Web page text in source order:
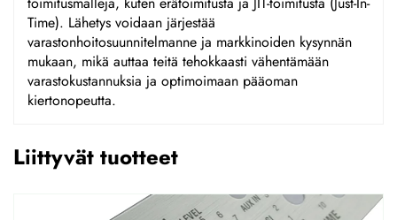
Time). Lähetys voidaan järjestää
varastonhoitosuunnitelmanne ja markkinoiden kysynnän
mukaan, mikä auttaa teitä tehokkaasti vähentämään
varastokustannuksia ja optimoimaan pääoman
kiertonopeutta.
Liittyvät tuotteet